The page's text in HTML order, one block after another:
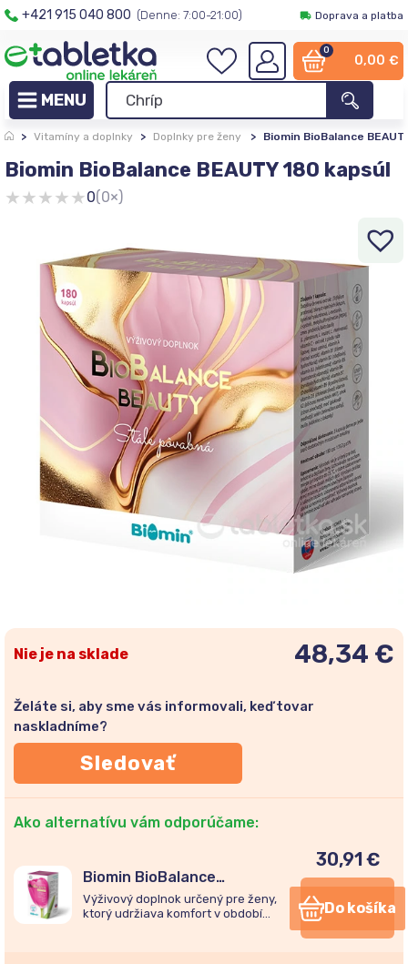
+421 915 040 800 (Denne: 7:00-21:00) Doprava a platba
0
0,00 €
> Vitamíny a doplnky > Doplnky pre ženy > Biomin BioBalance
Biomin BioBalance BEAUTY 180 kapsúl
★★★★★0(0×)
Nie je na sklade 48,34 €
Želáte si, aby sme vás informovali, keď tovar
naskladníme?
Sledovať
Ako alternatívu vám odporúčame:
Biomin BioBalance
MENOPAUSE 120 kapsúl
Výživový doplnok určený pre ženy,
ktorý udržiava komfort v období
30,91 €
Do košíka